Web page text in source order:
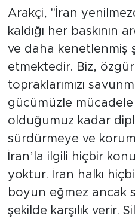
Arakçi, "İran
kaldığı her baskının
ve daha kenetlenmiş
etmektedir. Biz,
topraklarımızı
gücümüzle mücadele
olduğumuz kadar
sürdürmeye ve
İran’la ilgili hiçbir
yoktur. İran halkı
boyun eğmez ancak
şekilde karşılık verir.